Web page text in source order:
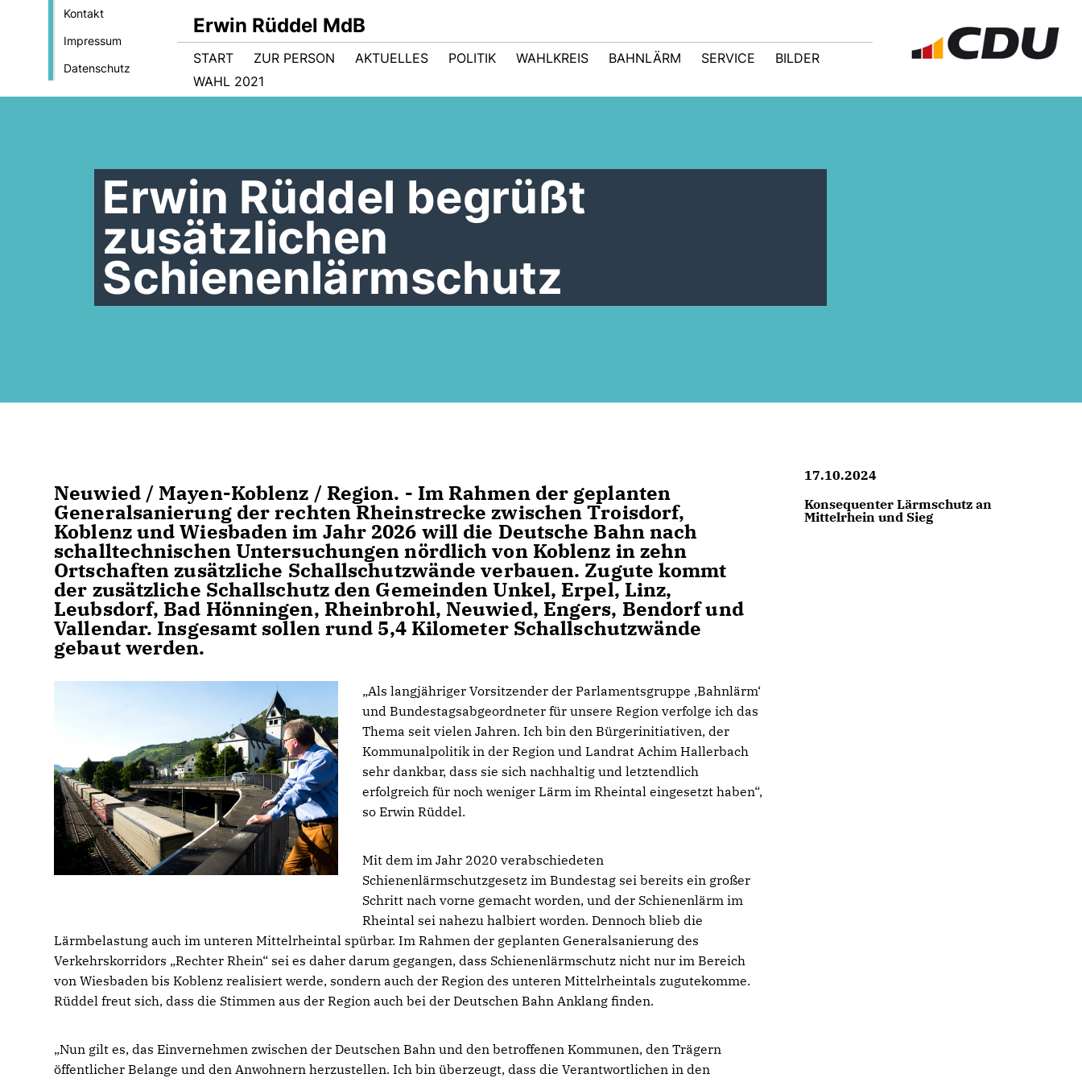
Kontakt
Impressum
Datenschutz
Erwin Rüddel MdB
START ZUR PERSON AKTUELLES POLITIK WAHLKREIS BAHNLÄRM SERVICE
BILDER
WAHL 2021
Erwin Rüddel begrüßt
zusätzlichen
Schienenlärmschutz
Neuwied / Mayen-Koblenz / Region. - Im Rahmen der geplanten
Generalsanierung der rechten Rheinstrecke zwischen Troisdorf,
Koblenz und Wiesbaden im Jahr 2026 will die Deutsche Bahn nach
schalltechnischen Untersuchungen nördlich von Koblenz in zehn
Ortschaften zusätzliche Schallschutzwände verbauen. Zugute kommt
der zusätzliche Schallschutz den Gemeinden Unkel, Erpel, Linz,
Leubsdorf, Bad Hönningen, Rheinbrohl, Neuwied, Engers, Bendorf und
Vallendar. Insgesamt sollen rund 5,4 Kilometer Schallschutzwände
gebaut werden.
Als langjähriger Vorsitzender der Parlamentsgruppe ‚Bahnlärm‘
und Bundestagsabgeordneter für unsere Region verfolge ich das
Thema seit vielen Jahren. Ich bin den Bürgerinitiativen, der
Kommunalpolitik in der Region und Landrat Achim Hallerbach
sehr dankbar, dass sie sich nachhaltig und letztendlich
erfolgreich für noch weniger Lärm im Rheintal eingesetzt haben“,
so Erwin Rüddel.
Mit dem im Jahr 2020 verabschiedeten
Schienenlärmschutzgesetz im Bundestag sei bereits ein großer
Schritt nach vorne gemacht worden, und der Schienenlärm im
Rheintal sei nahezu halbiert worden. Dennoch blieb die
Lärmbelastung auch im unteren Mittelrheintal spürbar. Im Rahmen der geplanten Generalsanierung des
Verkehrskorridors „Rechter Rhein“ sei es daher darum gegangen, dass Schienenlärmschutz nicht nur im Bereich
von Wiesbaden bis Koblenz realisiert werde, sondern auch der Region des unteren Mittelrheintals zugutekomme.
Rüddel freut sich, dass die Stimmen aus der Region auch bei der Deutschen Bahn Anklang finden.
Nun gilt es, das Einvernehmen zwischen der Deutschen Bahn und den betroffenen Kommunen, den Trägern
öffentlicher Belange und den Anwohnern herzustellen. Ich bin überzeugt, dass die Verantwortlichen in den
17.10.2024
Konsequenter Lärmschutz an
Mittelrhein und Sieg